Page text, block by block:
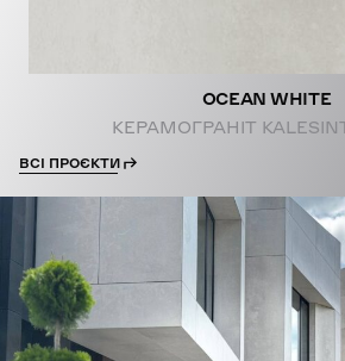
OCEAN WHITE
КЕРАМОГРАНІТ
ВСІ ПРОЄКТИ